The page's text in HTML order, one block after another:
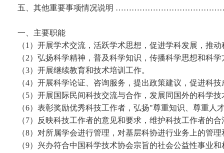
五、其他重要事项情况说明
一、主要职能
（1）开展学术交流，活跃学术思想，促进学科发展，推
（2）弘扬科学精神，普及科学知识，传播科学思想和科
（3）开展继续教育和技术培训工作。
（4）开展科学论证、咨询服务，提出政策建议，促进科
（5）开展国际民间科技交流与合作，发展同国外的科学
（6）表彰奖励优秀科技工作者，弘扬"尊重知识、尊重人
（7）反映科技工作者的意见和要求，维护科技工作者的
（8）对所属学会进行管理，对基层科协进行业务上的管
（9）兴办符合中国科学技术协会宗旨的社会公益性事业